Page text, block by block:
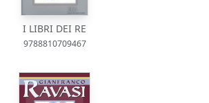
I LIBRI DEI RE
9788810709467